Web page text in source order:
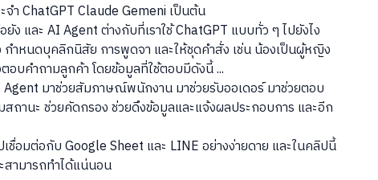
ำ ChatGPT Claude Gemeni เป็นต้น
และ AI Agent ต่างกับที่เราใช้ ChatGPT แบบทั่ว ๆ ไปยังไง
ำหนดบุคลิกนิสัย การพูดจา และให้ชุดคำสั่ง เช่น น้องเป็นผู้หญิง
บคำถามลูกค้า โดยข้อมูลที่ใช้ตอบมีดังนี้ ...
Agent มาช่วยสัมภาษณ์พนักงาน มาช่วยรับออเดอร์ มาช่วยตอบ
ถานะ ช่วยคัดกรอง ช่วยดึงข้อมูลและแจ้งผลประกอบการ และอีก
ชื่อมต่อกับ Google Sheet และ LINE อย่างง่ายดาย และในคลิปนี้
ามารถทำได้แน่นอน